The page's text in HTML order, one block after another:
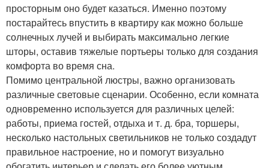
просторным оно будет казаться. Именно поэтому
постарайтесь впустить в квартиру как можно больше
солнечных лучей и выбирать максимально легкие
шторы, оставив тяжелые портьеры только для создания
комфорта во время сна.
Помимо центральной люстры, важно организовать
различные световые сценарии. Особенно, если комната
одновременно используется для различных целей:
работы, приема гостей, отдыха и т. д. бра, торшеры,
несколько настольных светильников не только создадут
правильное настроение, но и помогут визуально